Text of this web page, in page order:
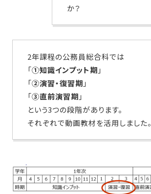
か？
2年課程の公務員総合科では
「①知識インプット期 」
「②演習・復習期 」
「③直前演習期 」
という3つの段階があります。
それぞれで動画教材を活用しました。